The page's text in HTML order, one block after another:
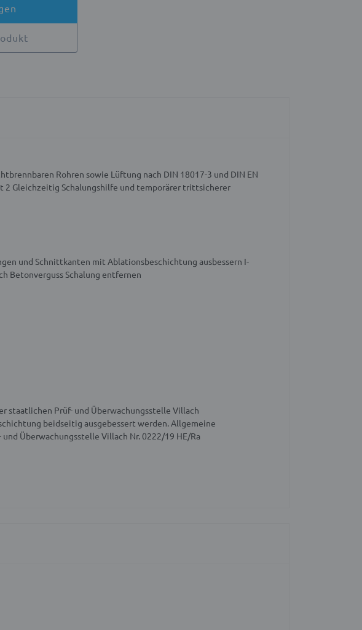
Rohren sowie Lüftung nach DIN 18017-3 und DIN EN
2 Gleichzeitig Schalungshilfe und temporärer trittsicherer
und Schnittkanten mit Ablationsbeschichtung ausbessern I-
Betonverguss Schalung entfernen
staatlichen Prüf- und Überwachungsstelle Villach
beidseitig ausgebessert werden.Allgemeine
Überwachungsstelle Villach Nr. 0222/19 HE/Ra